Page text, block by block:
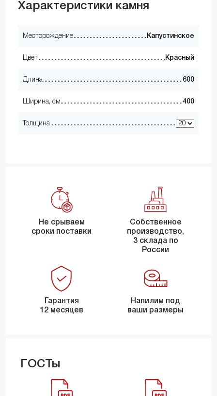
Характеристики камня
Месторождение Капустинское
Цвет Красный
Длина 600
Ширина, см 400
Толщина
Не срываем
сроки поставки
Собственное
производство,
3 склада по
России
Гарантия
12 месяцев
Напилим под
ваши размеры
ГОСТы